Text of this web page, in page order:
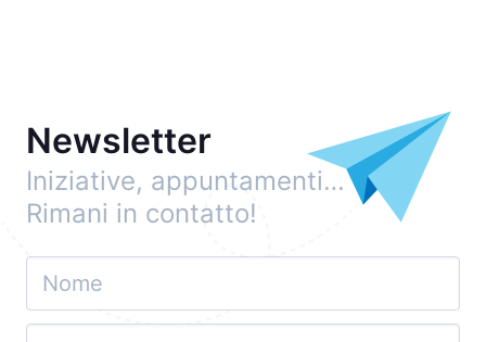
Newsletter
Iniziative, appuntamenti…
Rimani in contatto!